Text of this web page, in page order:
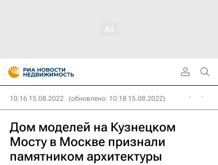
10:16 15.08.2022 (обновлено: 10:18 15.08.2022)
Дом моделей на Кузнецком
Мосту в Москве признали
памятником архитектуры